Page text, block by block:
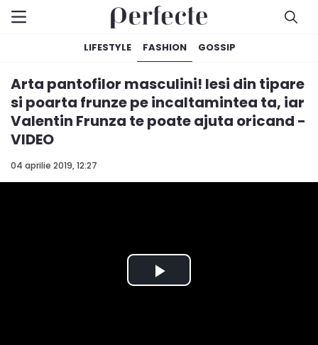
LIFESTYLE FASHION GOSSIP
04 aprilie 2019, 12:27
Arta pantofilor masculini! Iesi din tipare
si poarta frunze pe incaltamintea ta, iar
Valentin Frunza te poate ajuta oricand -
VIDEO